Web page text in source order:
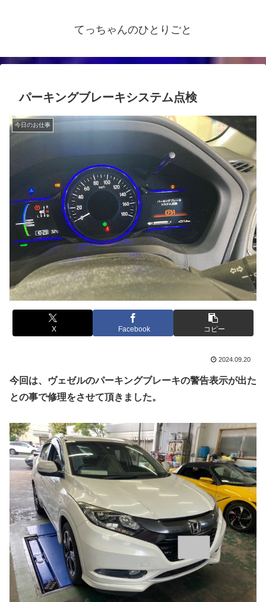
てっちゃんのひとりごと
パーキングブレーキシステム点検
今日のお仕事
X Facebook コピー
2024.09.20
今回は、ヴェゼルのパーキングブレーキの警告表示が出た
との事で修理をさせて頂きました。